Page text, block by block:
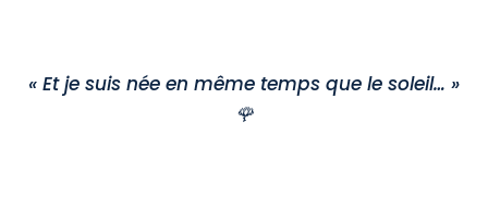
« Et je suis née en même temps que le soleil… »
🌹